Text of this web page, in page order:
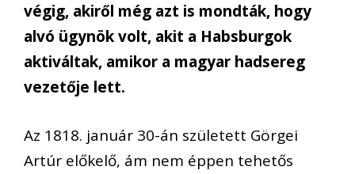
végig, akiről még azt is mondták, hogy
alvó ügynök volt, akit a Habsburgok
aktiváltak, amikor a magyar hadsereg
vezetője lett.
Az 1818. január 30-án született Görgei
Artúr előkelő, ám nem éppen tehetős